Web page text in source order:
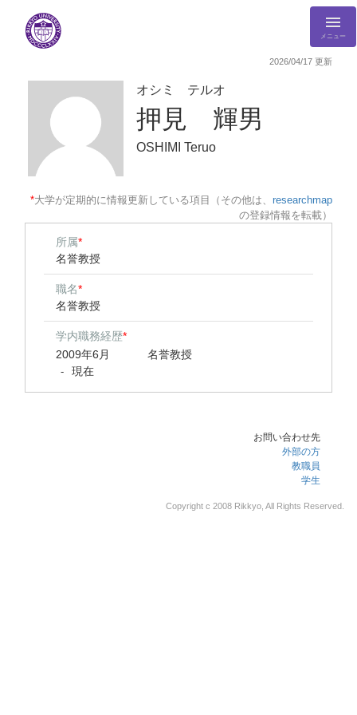
メニュー
2026/04/17 更新
オシミ テルオ
押見 輝男
OSHIMI Teruo
*大学が定期的に情報更新している項目（その他は、 researchmap
の登録情報を転載）
所属*
名誉教授
職名*
名誉教授
学内職務経歴*
2009年6月
- 現在
名誉教授
お問い合わせ先
外部の方
教職員
学生
Copyright c 2008 Rikkyo, All Rights Reserved.